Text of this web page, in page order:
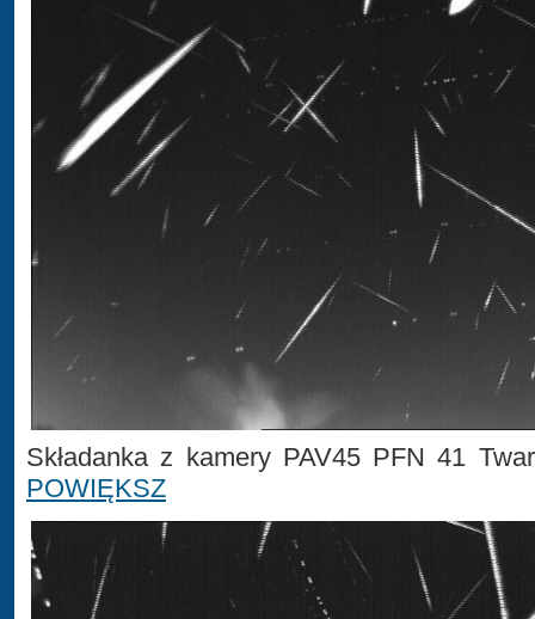
Składanka z kamery PAV45 PFN 41
POWIĘKSZ